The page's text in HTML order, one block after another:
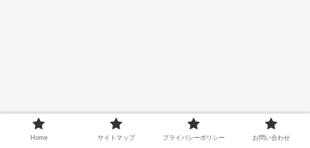
Home サイトマップ プライバシーポリシー お問い合わせ